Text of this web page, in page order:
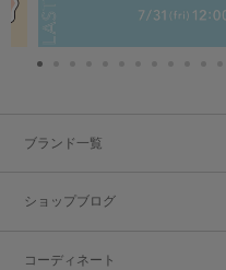
ブランド一覧
ショップブログ
コーディネート